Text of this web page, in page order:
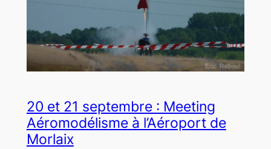
20 et 21 septembre : Meeting
Aéromodélisme à l’Aéroport de
Morlaix